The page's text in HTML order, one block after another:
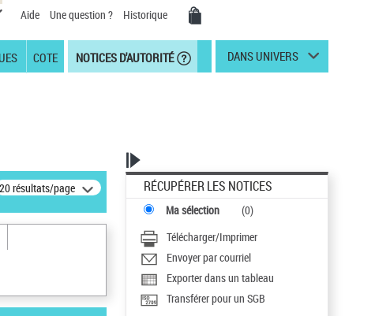
Aide Une question ? Historique
COTE NOTICES D'AUTORITÉ DANS UNIVERS
20 résultats/page RÉCUPÉRER LES NOTICES
Ma sélection (0)
Télécharger/Imprimer
Envoyer par courriel
Exporter dans un tableau
Transférer pour un SGB